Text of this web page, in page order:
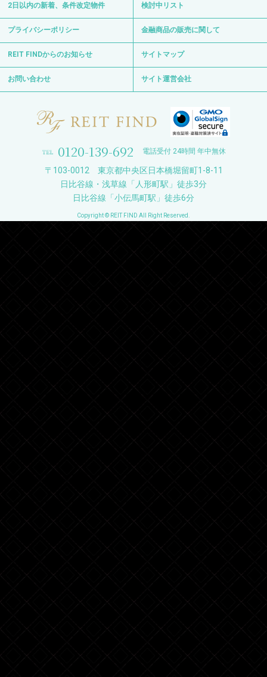
2日以内の新着、条件改定物件 検討中リスト
プライバシーポリシー 金融商品の販売に関して
REIT FINDからのお知らせ サイトマップ
お問い合わせ サイト運営会社
0120-139-692 電話受付 24時間 年中無休
〒103-0012 東京都中央区日本橋堀留町1-8-11
日比谷線・浅草線「人形町駅」徒歩3分
日比谷線「小伝馬町駅」徒歩6分
Copyright © REIT FIND All Right Reserved.